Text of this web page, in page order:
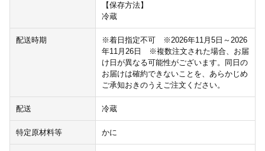
【保存方法】
冷蔵
配送時期
※着日指定不可 ※2026年11月5日～2026
年11月26日 ※複数注文された場合、お届
け日が異なる可能性がございます。同日の
お届けは確約できないことを、あらかじめ
ご承知おきのうえご注文ください。
配送 冷蔵
特定原材料等 かに